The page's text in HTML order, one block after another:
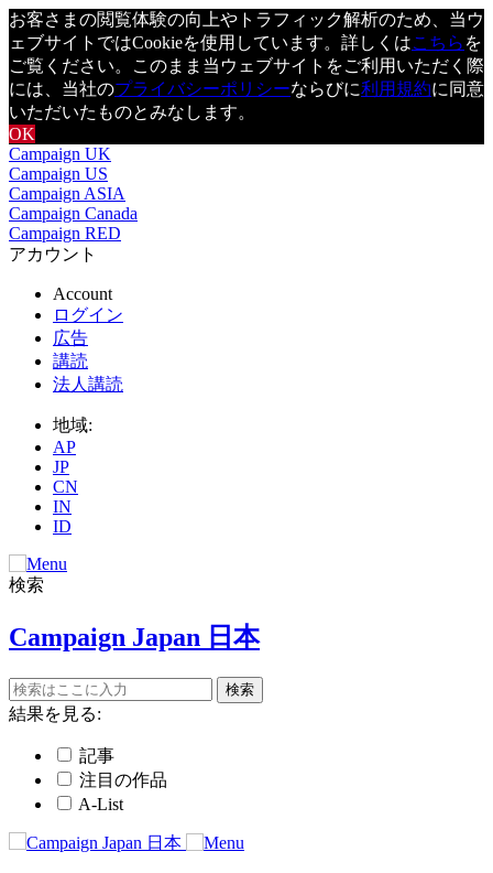
お客さまの閲覧体験の向上やトラフィック解析のため、当ウ
ェブサイトではCookieを使用しています。詳しくはこちら を
ご覧ください。このまま当ウェブサイトをご利用いただく際
には、当社のプライバシーポリシーならびに利用規約に同意
いただいたものとみなします。
OK
Campaign UK
Campaign US
Campaign ASIA
Campaign Canada
Campaign RED
アカウント
Account
ログイン
広告
講読
法人講読
地域:
AP
JP
CN
IN
ID
検索
Campaign Japan 日本
結果を見る:
記事
注目の作品
A-List